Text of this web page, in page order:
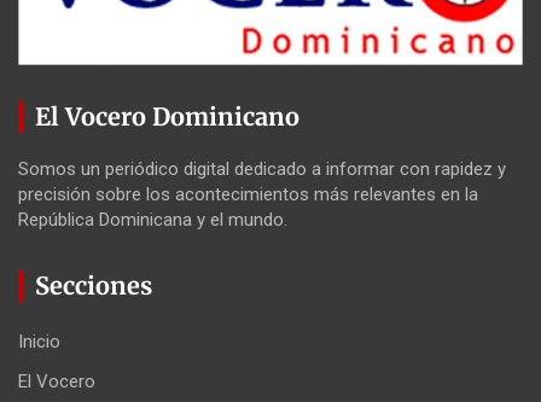
El Vocero Dominicano
Somos un periódico digital dedicado a informar con rapidez y
precisión sobre los acontecimientos más relevantes en la
República Dominicana y el mundo.
Secciones
Inicio
El Vocero